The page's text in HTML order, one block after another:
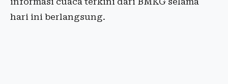
hari ini berlangsung.